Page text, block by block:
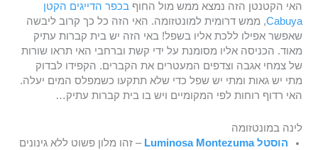
האי הקטנטן הזה נמצא ממש מול החוףבכפר הדייגים הקטן
Cabuya, ממש דרומית למונטזומה. האי הזה כל כך קרוב ליבשה
שאפשר אפילו ללכת אליו בשפל! באי הזה יש בית קברות עתיק
מאוד. הכניסה אליו מסומנת על ידי קשת וברחבי האי תראו שורות
של צמחי אגבה וצדפים המעטרים את הקברים. הקפידו לבדוק
מתי יש גאות ומתי יש שפל כדי שלא תתקעו כשמפלס המים יעלה.
האי רדוף רוחות לפי המקומיים ויש בו בית קברות עתיק…
לינה במונטזומה
הוסטל Luminosa Montezuma
– זהו מלון פשוט ללא גינונים